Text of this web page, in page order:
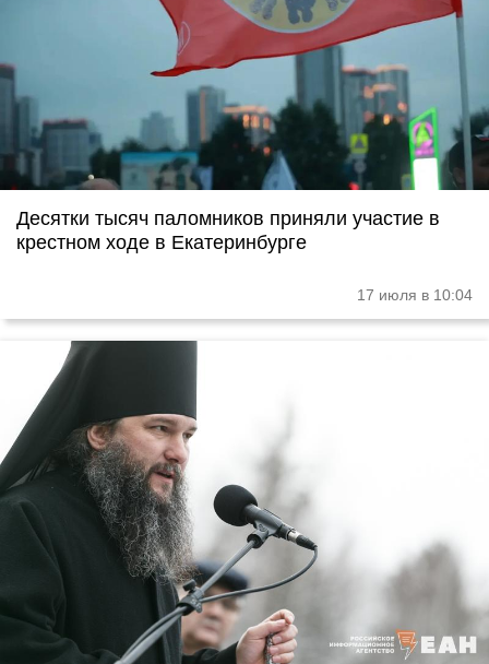
Десятки тысяч паломников приняли участие в
крестном ходе в Екатеринбурге
17 июля в 10:04